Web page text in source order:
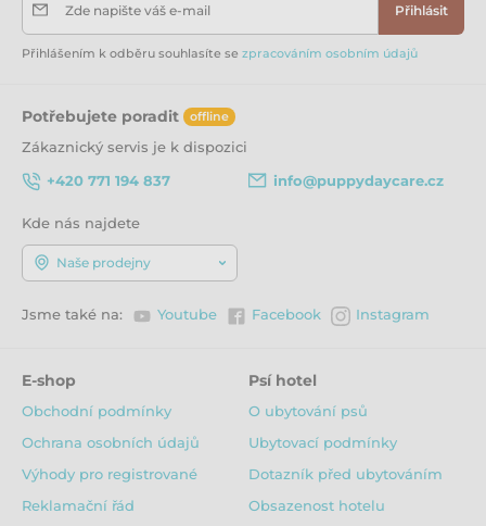
Zde napište váš e-mail Přihlásit
Přihlášením k odběru souhlasíte se zpracováním osobním údajů
Potřebujete poradit offline
Zákaznický servis je k dispozici
+420 771 194 837
info@puppydaycare.cz
Kde nás najdete
Naše prodejny
Jsme také na: Youtube Facebook Instagram
E-shop
Obchodní podmínky
Ochrana osobních údajů
Výhody pro registrované
Reklamační řád
Psí hotel
O ubytování psů
Ubytovací podmínky
Dotazník před ubytováním
Obsazenost hotelu